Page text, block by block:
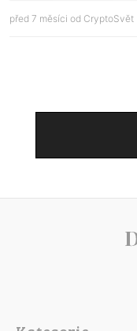
před 7 měsíci od CryptoSvět